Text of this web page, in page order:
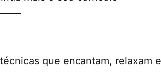
que encantam, relaxam e